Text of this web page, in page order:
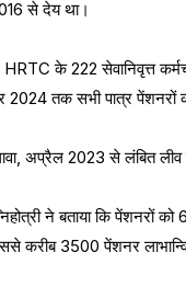
से देय था।
के 222 सेवानिवृत्त
2024 तक सभी पात्र
अप्रैल 2023 से लंबित लीव
ने बताया कि पेंशनरों
करीब 3500 पेंशनर